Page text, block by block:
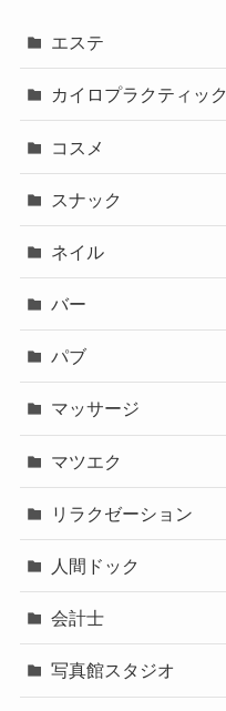
エステ
カイロプラクティック
コスメ
スナック
ネイル
バー
パブ
マッサージ
マツエク
リラクゼーション
人間ドック
会計士
写真館スタジオ